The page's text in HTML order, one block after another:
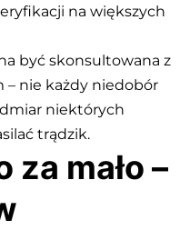
na większych
być skonsultowana z
nie każdy niedobór
niektórych
trądzik.
mało –